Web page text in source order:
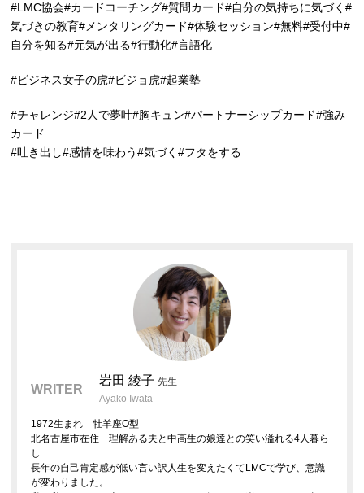
#LMC協会#カードコーチング#質問カード#自分の気持ちに気づく#
気づきの教育#メンタリングカード#体験セッション#無料#受付中#
自分を知る#元気が出る#行動化#言語化
#ビジネス女子の虎#ビジョ虎#起業塾
#チャレンジ#2人で夢叶#胸キュン#パートナーシップカード#強み
カード
#吐き出し#感情を味わう#気づく#フタをする
WRITER
岩田 綾子 先生
Ayako Iwata
1972生まれ 牡羊座O型
北名古屋市在住 理解ある夫と中高生の娘達との笑い溢れる4人暮ら
し
長年の自己肯定感が低い言い訳人生を変えたくてLMCで学び、意識
が変わりました。